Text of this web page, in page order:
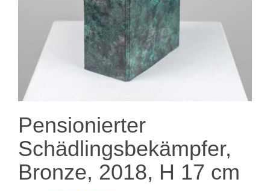
Pensionierter
Schädlingsbekämpfer,
Bronze, 2018, H 17 cm